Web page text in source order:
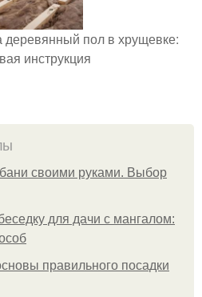
деревянный пол в хрущевке:
инструкция
бани своими руками. Выбор
для дачи с мангалом:
правильного посадки